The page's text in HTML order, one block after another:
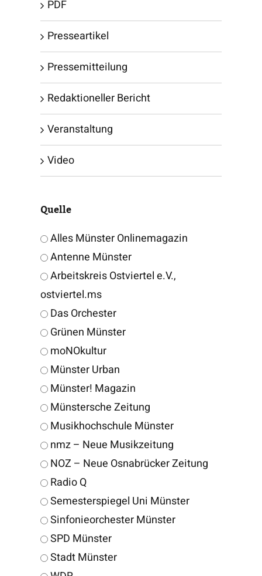
PDF
Presseartikel
Pressemitteilung
Redaktioneller Bericht
Veranstaltung
Video
Quelle
Alles Münster Onlinemagazin
Antenne Münster
Arbeitskreis Ostviertel e.V.,
ostviertel.ms
Das Orchester
Grünen Münster
moNOkultur
Münster Urban
Münster! Magazin
Münstersche Zeitung
Musikhochschule Münster
nmz – Neue Musikzeitung
NOZ – Neue Osnabrücker Zeitung
Radio Q
Semesterspiegel Uni Münster
Sinfonieorchester Münster
SPD Münster
Stadt Münster